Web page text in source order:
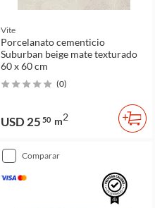
Vite
Porcelanato cementicio
Suburban beige mate texturado
60 x 60 cm
(0)
USD 25 50 m2
comparar